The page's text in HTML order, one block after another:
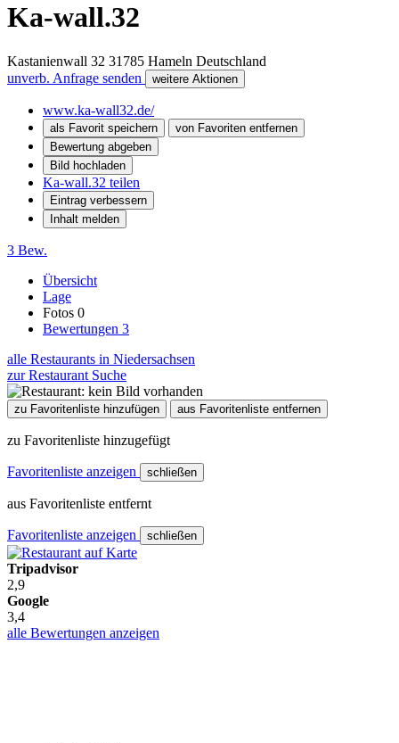
Ka-wall.32
Kastanienwall 32 31785 Hameln Deutschland
unverb. Anfrage senden
weitere Aktionen
www.ka-wall32.de/
als Favorit speichern
von Favoriten entfernen
Bewertung abgeben
Bild hochladen
Ka-wall.32 teilen
Eintrag verbessern
Inhalt melden
3 Bew.
Übersicht
Lage
Fotos 0
Bewertungen 3
alle Restaurants in Niedersachsen
zur Restaurant Suche
zu Favoritenliste hinzufügen aus Favoritenliste entfernen
zu Favoritenliste hinzugefügt
Favoritenliste anzeigen schließen
aus Favoritenliste entfernt
Favoritenliste anzeigen schließen
Tripadvisor
2,9
Google
3,4
alle Bewertungen anzeigen